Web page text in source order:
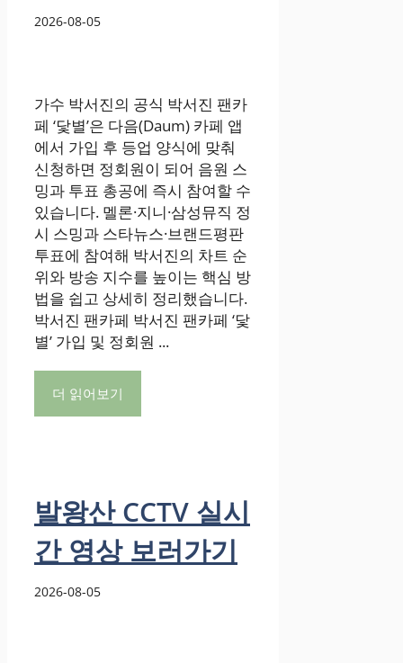
2026-08-05
가수 박서진의 공식 박서진 팬카
페 ‘닻별’은 다음(Daum) 카페 앱
에서 가입 후 등업 양식에 맞춰
신청하면 정회원이 되어 음원 스
밍과 투표 총공에 즉시 참여할 수
있습니다. 멜론·지니·삼성뮤직 정
시 스밍과 스타뉴스·브랜드평판
투표에 참여해 박서진의 차트 순
위와 방송 지수를 높이는 핵심 방
법을 쉽고 상세히 정리했습니다.
박서진 팬카페 박서진 팬카페 ‘닻
별’ 가입 및 정회원 ...
더 읽어보기
발왕산 CCTV 실시
간 영상 보러가기
2026-08-05